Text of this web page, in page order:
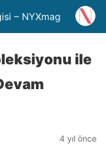
– NYXmag
ile
4 yıl önce